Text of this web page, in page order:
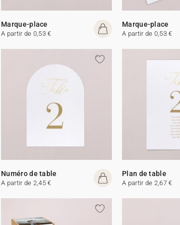
Marque-place
A partir de 0,53 €
Marque-place
A partir de 0,53 €
Numéro de table
A partir de 2,45 €
Plan de table
A partir de 2,67 €